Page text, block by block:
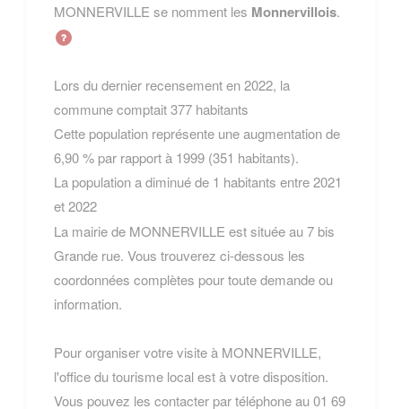
MONNERVILLE se nomment les Monnervillois.
Lors du dernier recensement en 2022, la
commune comptait 377 habitants
Cette population représente une augmentation de
6,90 % par rapport à 1999 (351 habitants).
La population a diminué de 1 habitants entre 2021
et 2022
La mairie de MONNERVILLE est située au 7 bis
Grande rue. Vous trouverez ci-dessous les
coordonnées complètes pour toute demande ou
information.
Pour organiser votre visite à MONNERVILLE,
l'office du tourisme local est à votre disposition.
Vous pouvez les contacter par téléphone au 01 69